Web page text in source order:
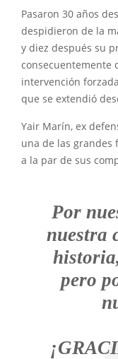
Pasaron 30 años
despidieron de la
y diez después su
consecuentemente
intervención
que se extendió
Yair Marín, ex
una de las grandes
a la par de sus
Por
nuestra
pero